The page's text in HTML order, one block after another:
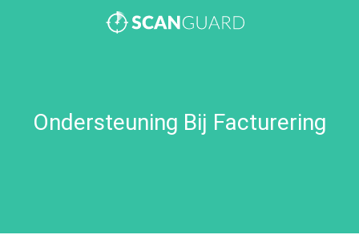
Ondersteuning Bij Facturering
Ik denk dat ik te veel heb betaald?